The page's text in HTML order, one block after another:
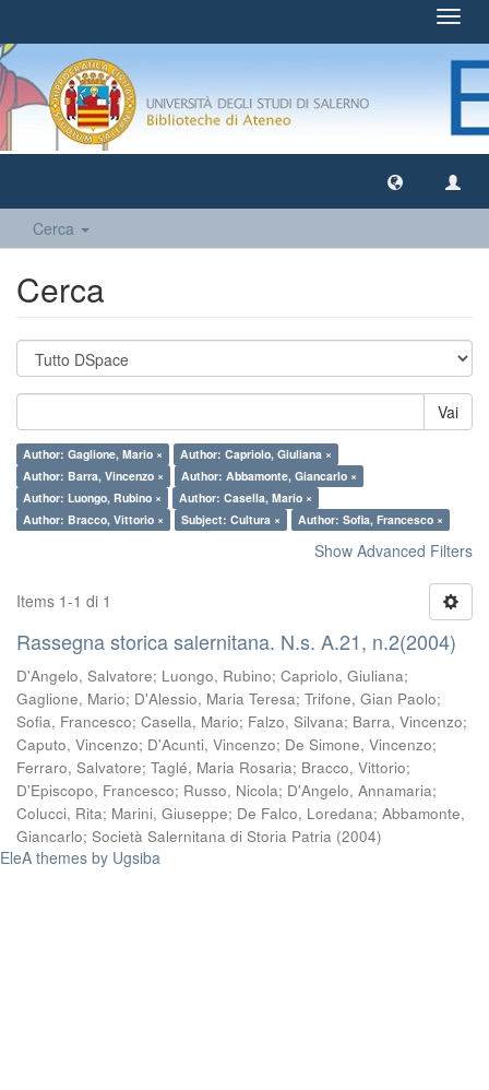
Cerca
Cerca
Vai
Author: Gaglione, Mario ×
Author: Capriolo, Giuliana ×
Author: Barra, Vincenzo ×
Author: Abbamonte, Giancarlo ×
Author: Luongo, Rubino ×
Author: Casella, Mario ×
Author: Bracco, Vittorio ×
Subject: Cultura × Author: Sofia, Francesco ×
Show Advanced Filters
Items 1-1 di 1
Rassegna storica salernitana. N.s. A.21, n.2(2004)
D'Angelo, Salvatore; Luongo, Rubino; Capriolo, Giuliana;
Gaglione, Mario; D'Alessio, Maria Teresa; Trifone, Gian Paolo;
Sofia, Francesco; Casella, Mario; Falzo, Silvana; Barra, Vincenzo;
Caputo, Vincenzo; D'Acunti, Vincenzo; De Simone, Vincenzo;
Ferraro, Salvatore; Taglé, Maria Rosaria; Bracco, Vittorio;
D'Episcopo, Francesco; Russo, Nicola; D'Angelo, Annamaria;
Colucci, Rita; Marini, Giuseppe; De Falco, Loredana; Abbamonte,
Giancarlo; Società Salernitana di Storia Patria (2004)
EleA themes by Ugsiba